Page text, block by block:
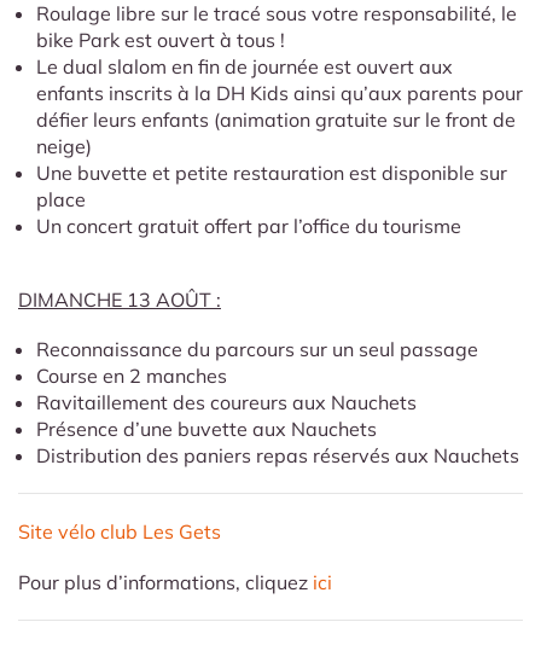
Roulage libre sur le tracé sous votre responsabilité, le
bike Park est ouvert à tous !
Le dual slalom en fin de journée est ouvert aux
enfants inscrits à la DH Kids ainsi qu’aux parents pour
défier leurs enfants (animation gratuite sur le front de
neige)
Une buvette et petite restauration est disponible sur
place
Un concert gratuit offert par l’office du tourisme
DIMANCHE 13 AOÛT :
Reconnaissance du parcours sur un seul passage
Course en 2 manches
Ravitaillement des coureurs aux Nauchets
Présence d’une buvette aux Nauchets
Distribution des paniers repas réservés aux Nauchets
Site vélo club Les Gets
Pour plus d’informations, cliquez ici